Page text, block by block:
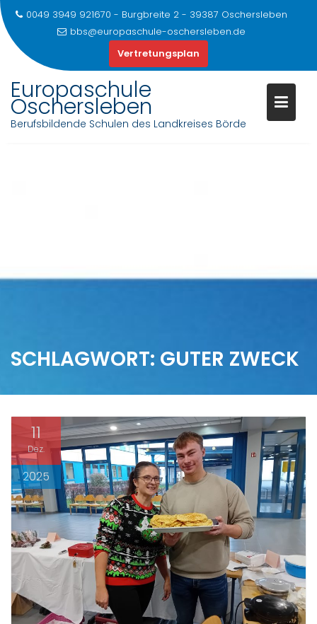
0049 3949 921670 - Burgbreite 2 - 39387 Oschersleben
bbs@europaschule-oschersleben.de
Vertretungsplan
Europaschule
Oschersleben
Berufsbildende Schulen des Landkreises Börde
SCHLAGWORT: GUTER ZWECK
11
Dez.
2025